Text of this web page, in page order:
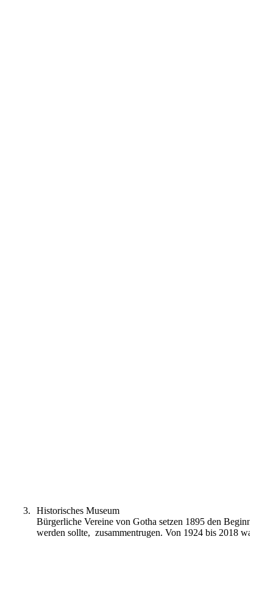
3.
Historisches Museum
Bürgerliche Vereine von Gotha setzen 1895 den Beginn
werden sollte, zusammentrugen. Von 1924 bis 2018 war